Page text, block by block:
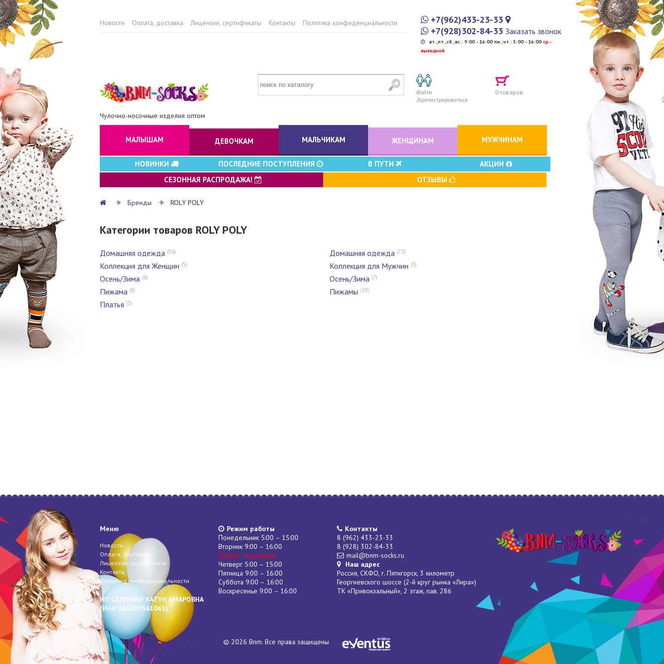
Новости Оплата, доставка Лицензии, сертификаты Контакты Политика конфиденциальности
+7(962)433-23-33
+7(928)302-84-33 Заказать звонок
вт.,пт.,сб.,вс.: 9:00 - 16:00 пн.,чт.: 5:00 - 16:00 cр.-
выходной
Чулочно-носочные изделия оптом
Войти
Зарегистрироваться
0 товаров
МАЛЫШАМ ДЕВОЧКАМ МАЛЬЧИКАМ ЖЕНЩИНАМ МУЖЧИНАМ
НОВИНКИ ПОСЛЕДНИЕ ПОСТУПЛЕНИЯ В ПУТИ
АКЦИИ
СЕЗОННАЯ РАСПРОДАЖА!
ОТЗЫВЫ
Бренды ROLY POLY
Категории товаров ROLY POLY
Домашняя одежда (56) Домашняя одежда (72)
Коллекция для Женщин (5) Коллекция для Мужчин (3)
Осень/Зима (6) Осень/Зима (7)
Пижама (8) Пижамы (19)
Платья (3)
Меню
Новости
Оплата, доставка
Лицензии, сертификаты
Контакты
Политика конфиденциальности
ИП СЕЛИМЯН ХАТУН АМАРОВНА
(ИНН 263209361061)
Режим работы
Понедельник 5:00 – 15:00
Вторник 9:00 – 16:00
Среда – выходной
Четверг 5:00 – 15:00
Пятница 9:00 – 16:00
Суббота 9:00 – 16:00
Воскресенье 9:00 – 16:00
Контакты
8 (962) 433-23-33
8 (928) 302-84-33
mail@bnm-socks.ru
Наш адрес
Россия, СКФО, г. Пятигорск, 3 километр
Георгиевского шоссе (2-й круг рынка «Лира»)
ТК «Привокзальный», 2 этаж, пав. 286
© 2026 Bnm. Все права защищены